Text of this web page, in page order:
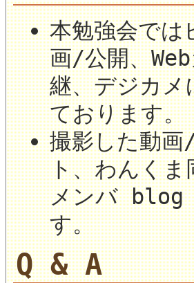
本勉強会では
画/公開、
継、デジカメ
ております。
撮影した動
ト、わんく
メンバ blog
す。
Q & A